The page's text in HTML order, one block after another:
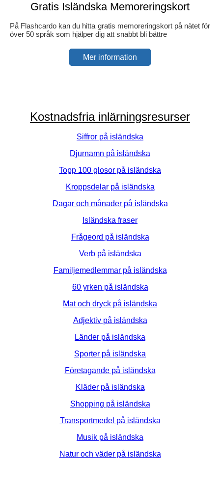
Gratis Isländska Memoreringskort
På Flashcardo kan du hitta gratis memoreringskort på nätet för
över 50 språk som hjälper dig att snabbt bli bättre
Mer information
Kostnadsfria inlärningsresurser
Siffror på isländska
Djurnamn på isländska
Topp 100 glosor på isländska
Kroppsdelar på isländska
Dagar och månader på isländska
Isländska fraser
Frågeord på isländska
Verb på isländska
Familjemedlemmar på isländska
60 yrken på isländska
Mat och dryck på isländska
Adjektiv på isländska
Länder på isländska
Sporter på isländska
Företagande på isländska
Kläder på isländska
Shopping på isländska
Transportmedel på isländska
Musik på isländska
Natur och väder på isländska